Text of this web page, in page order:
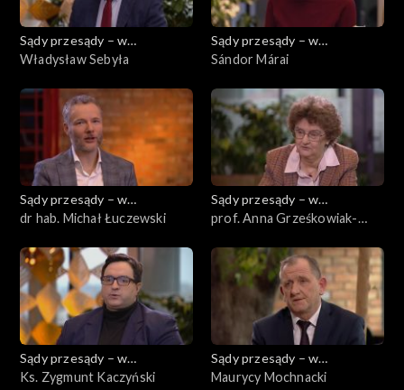
Sądy przesądy – w
powiększeniu
Władysław Sebyła
Sądy przesądy – w
powiększeniu
Sándor Márai
Sądy przesądy – w
powiększeniu
dr hab. Michał Łuczewski
Sądy przesądy – w
powiększeniu
prof. Anna Grześkowiak-
Sądy przesądy – w
powiększeniu
Ks. Zygmunt Kaczyński
Sądy przesądy – w
powiększeniu
Maurycy Mochnacki